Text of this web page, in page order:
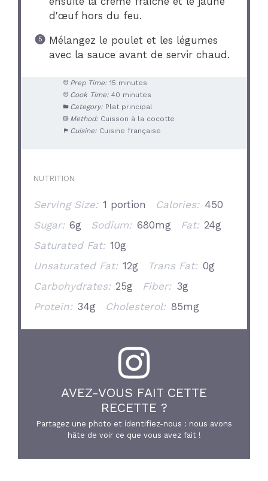
d'œuf hors du feu.
Mélangez le poulet et les légumes
avec la sauce avant de servir chaud.
Prep Time: 15 minutes
Cook Time: 40 minutes
Category: Plat principal
Method: Cuisson à la cocotte
Cuisine: Cuisine française
NUTRITION
Serving Size: 1 portion Calories: 450
Sugar: 6g Sodium: 680mg Fat: 24g
Saturated Fat: 10g
Unsaturated Fat: 12g Trans Fat: 0g
Carbohydrates: 25g Fiber: 3g
Protein: 34g Cholesterol: 85mg
AVEZ-VOUS FAIT CETTE
RECETTE ?
Partagez une photo et identifiez-nous : nous avons
hâte de voir ce que vous avez fait !